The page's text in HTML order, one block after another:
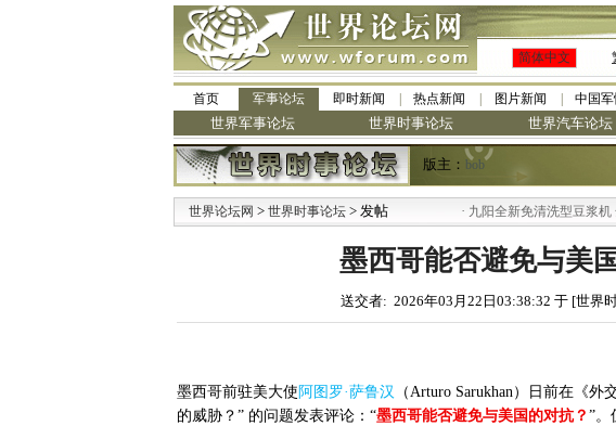
简体中文
首页 军事论坛 即时新闻 热点新闻 图片新闻 中国军
世界军事论坛 世界时事论坛 世界汽车论坛
版主： bob
世界论坛网 > 世界时事论坛 > 发帖 九阳全新免清洗型豆浆机 全美最低
墨西哥能否避免与美
送交者: 2026年03月22日03:38:32 于 [世界
墨西哥前驻美大使 阿图罗·萨鲁汉 （Arturo Sarukhan）日前在《外
的威胁？ ” 的问题发表评论： “墨西哥能否避免与美国的对抗？ ”。